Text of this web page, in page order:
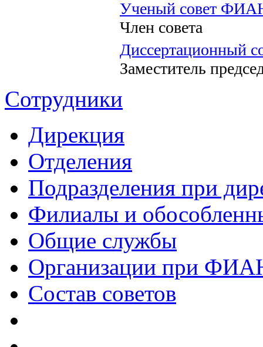
Ученый совет
Член совета
Диссертационный
Заместитель
Сотрудники
Дирекция
Отделения
Подразделения при
Филиалы и
Общие службы
Организации при
Состав советов